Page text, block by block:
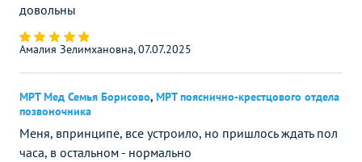
довольны
Амалия Зелимхановна, 07.07.2025
МРТ Мед Семья Борисово, МРТ пояснично-крестцового отдела
позвоночника
Меня, впринципе, все устроило, но пришлось ждать пол
часа, в остальном - нормально